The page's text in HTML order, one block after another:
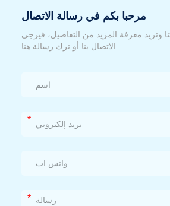
مرحبا بكم في رسالة الاتصال
وتريد معرفة المزيد من التفاصيل، فيرجى
الاتصال بنا أو ترك رسالة هنا
*
*